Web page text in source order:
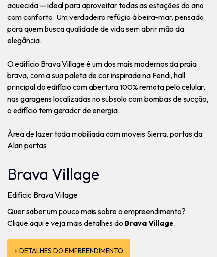
aquecida — ideal para aproveitar todas as estações do ano
com conforto. Um verdadeiro refúgio à beira-mar, pensado
para quem busca qualidade de vida sem abrir mão da
elegância.
O edifício Brava Village é um dos mais modernos da praia
brava, com a sua paleta de cor inspirada na Fendi, hall
principal do edifício com abertura 100% remota pelo celular,
nas garagens localizadas no subsolo com bombas de sucção,
o edifício tem gerador de energia.
Àrea de lazer toda mobiliada com moveis Sierra, portas da
Alan portas
Brava Village
Edifício Brava Village
Quer saber um pouco mais sobre o empreendimento?
Clique aqui e veja mais detalhes do Brava Village.
+ DETALHES DO EMPREENDIMENTO